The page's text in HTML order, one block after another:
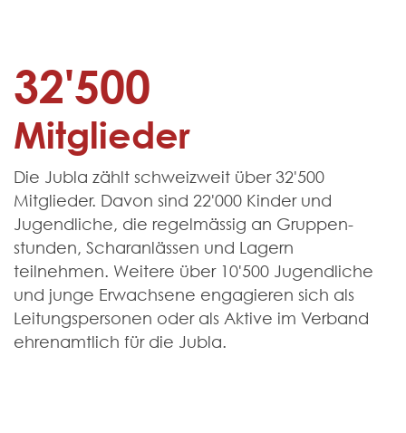
32'500
Mitglieder
Die Jubla zählt schweiz­weit über 32'500
Mitglieder. Davon sind 22'000 Kinder und
Jugend­liche, die regel­mässig an Gruppen­
stunden, Schar­anlässen und Lagern
teilnehmen. Weitere über 10'500 Jugend­liche
und junge Erwachsene engagieren sich als
Leitungs­personen oder als Aktive im Verband
ehren­amtlich für die Jubla.